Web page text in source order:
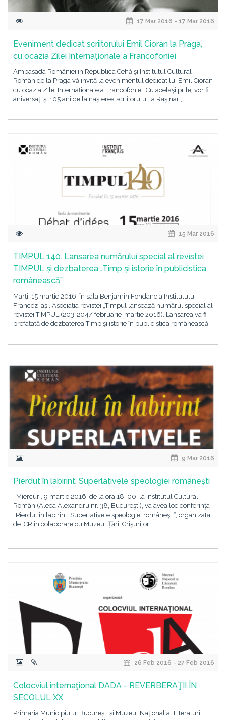
17 Mar 2016 - 17 Mar 2016
Eveniment dedicat scriitorului Emil Cioran la Praga,
cu ocazia Zilei Internaționale a Francofoniei
Ambasada României în Republica Cehă şi Institutul Cultural
Român de la Praga vă invită la evenimentul dedicat lui Emil Cioran
cu ocazia Zilei Internaționale a Francofoniei. Cu acelaşi prilej vor fi
aniversați şi 105 ani de la naşterea scriitorului la Răşinari,
15 Mar 2016
TIMPUL 140. Lansarea numărului special al revistei
TIMPUL și dezbaterea „Timp și istorie în publicistica
românească”
Marți, 15 martie 2016, în sala Benjamin Fondane a Institutului
Francez Iași, Asociația revistei „Timpul lansează numărul special al
revistei TIMPUL (203-204/ februarie-martie 2016). Lansarea va fi
prefațată de dezbaterea Timp și istorie în publicistica românească,
9 Mar 2016
Pierdut în labirint. Superlativele speologiei româneşti
Miercuri, 9 martie 2016, de la ora 18. 00, la Institutul Cultural
Român (Aleea Alexandru nr. 38, Bucureşti), va avea loc conferința
„Pierdut în labirint. Superlativele speologiei româneşti“, organizată
de ICR în colaborare cu Muzeul Ţării Crişurilor
26 Feb 2016 - 27 Feb 2016
Colocviul internaţional DADA - REVERBERAŢII ÎN
SECOLUL XX
Primăria Municipiului București și Muzeul Naţional al Literaturii